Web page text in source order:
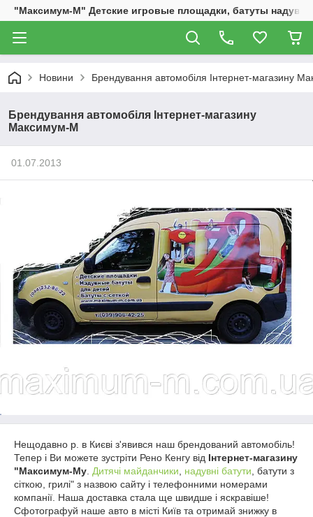
"Максимум-М" Детские игровые площадки, батуты
Новини Брендування автомобіля Інтернет-магазину
Брендування автомобіля Інтернет-магазину
Максимум-М
01.07.2013
Нещодавно р. в Києві з'явився наш брендований автомобіль!
Тепер і Ви можете зустріти Рено Кенгу від Інтернет-магазину
"Максимум-Му Дитячі майданчики надувні батути , батути з
сіткою, грилі" з назвою сайту і телефонними номерами
компанії. Наша доставка стала ще швидше і яскравіше!
Сфотографуй наше авто в місті Київ та отримай знижку в